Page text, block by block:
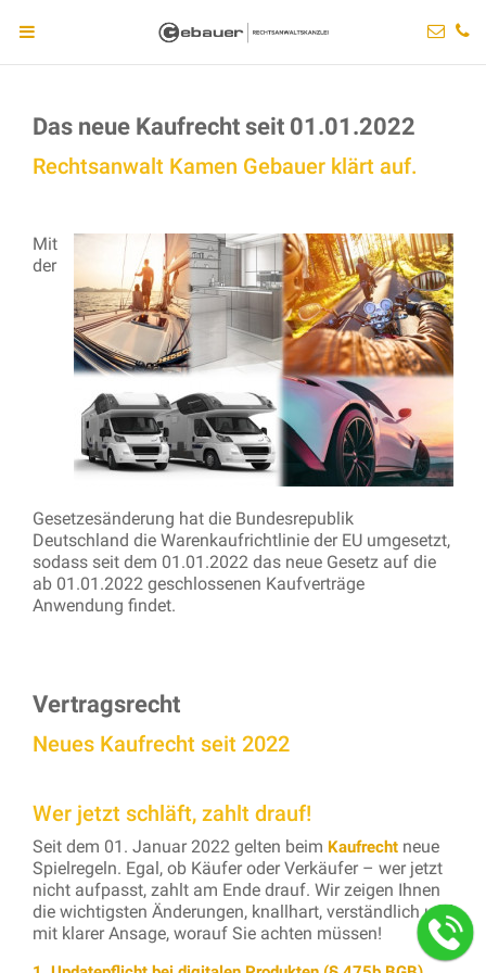
Das neue Kaufrecht seit 01.01.2022
Rechtsanwalt Kamen Gebauer klärt auf.
Mit
der
Gesetzesänderung hat die Bundesrepublik
Deutschland die Warenkaufrichtlinie der EU umgesetzt,
sodass seit dem 01.01.2022 das neue Gesetz auf die
ab 01.01.2022 geschlossenen Kaufverträge
Anwendung findet.
Vertragsrecht
Neues Kaufrecht seit 2022
Wer jetzt schläft, zahlt drauf!
Seit dem 01. Januar 2022 gelten beim Kaufrecht neue
Spielregeln. Egal, ob Käufer oder Verkäufer – wer jetzt
nicht aufpasst, zahlt am Ende drauf. Wir zeigen Ihnen
die wichtigsten Änderungen, knallhart, verständlich und
mit klarer Ansage, worauf Sie achten müssen!